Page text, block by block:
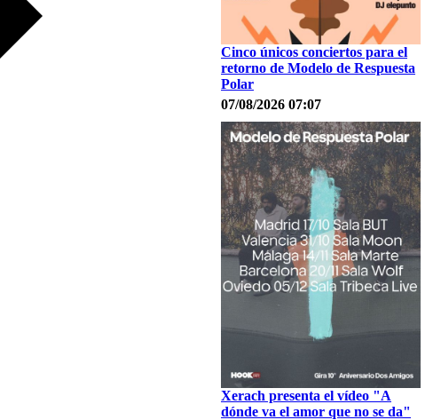
Cinco únicos conciertos para el
retorno de Modelo de Respuesta
Polar
07/08/2026 07:07
Xerach presenta el vídeo "A
dónde va el amor que no se da"